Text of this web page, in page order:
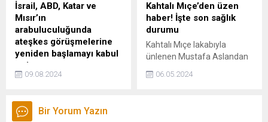
İsrail, ABD, Katar ve
Mısır’ın
arabuluculuğunda
ateşkes görüşmelerine
yeniden başlamayı kabul
etti
İsrail, ABD, Katar ve Mısır
Ağustos'ta Gazze ateşkes
görüşmelerine başlayacak.
09.08.2024
Kahtalı Mıçe’den üzen
haber! İşte son sağlık
durumu
Kahtalı Mıçe lakabıyla
ünlenen Mustafa Aslandan
konusunda sıkıntılı günler
06.05.2024
Bir Yorum Yazın